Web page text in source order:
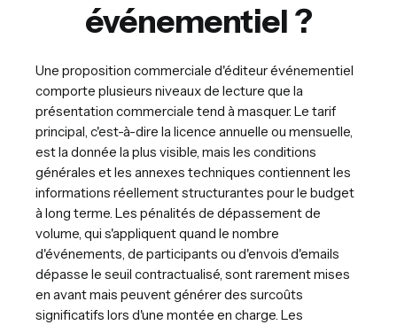
événementiel ?
Une proposition commerciale d'éditeur événementiel
comporte plusieurs niveaux de lecture que la
présentation commerciale tend à masquer. Le tarif
principal, c'est-à-dire la licence annuelle ou mensuelle,
est la donnée la plus visible, mais les conditions
générales et les annexes techniques contiennent les
informations réellement structurantes pour le budget
à long terme. Les pénalités de dépassement de
volume, qui s'appliquent quand le nombre
d'événements, de participants ou d'envois d'emails
dépasse le seuil contractualisé, sont rarement mises
en avant mais peuvent générer des surcoûts
significatifs lors d'une montée en charge. Les